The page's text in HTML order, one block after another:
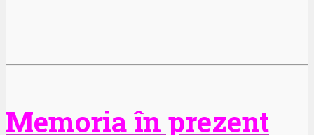
Memoria în prezent